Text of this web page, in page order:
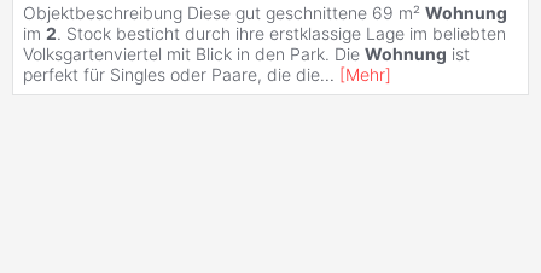
Objektbeschreibung Diese gut geschnittene 69 m² Wohnung
im 2. Stock besticht durch ihre erstklassige Lage im beliebten
Volksgartenviertel mit Blick in den Park. Die Wohnung ist
perfekt für Singles oder Paare, die die... [Mehr]